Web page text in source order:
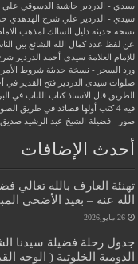
سيدي - الدردير
حاشية الدسوقي علي
سيدي - الدردير علي شرح الهدهدي
نسخة حديثة دليل السالك لمذهب
عن لفظ عدد كمال الله الشائع بين
للإمام العلامة سيدي-أحمد الدردير
ورد السحر - نسخة حديثة شروط
صلوات سيدى الدردير فتح القدير في
الطريق
قال الاستاذ كتاب اللباب في
فيه 4 كتب أولها قصائد في طريق الصوفية
صور - فضيلة الشيخ عبد الرشيد صديق
أحدث الإضافات
تهنئة العارف بالله تعالي
الله عنه – بعيد الأضحى المبارك
26 مايو,2026
جدول رحلة فضيلة سيدنا
الدومية الخلوتية ( الوجه القبلي )